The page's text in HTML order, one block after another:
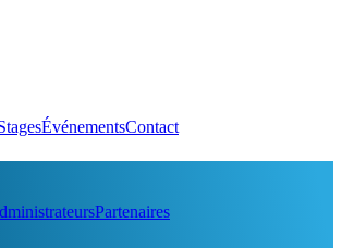
ÉvénementsContact
Partenaires